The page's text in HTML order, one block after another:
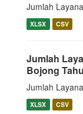
Jumlah
XLSX CSV
Jumlah
Bojong
Jumlah
XLSX CSV